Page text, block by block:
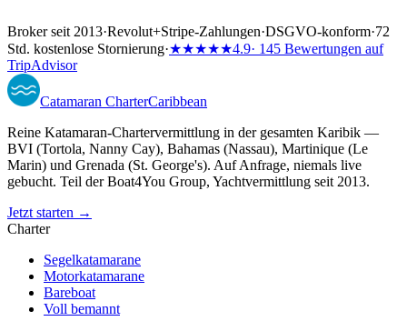
Broker seit 2013·Revolut+Stripe-Zahlungen·DSGVO-konform·72
Std. kostenlose Stornierung·★★★★★4.9· 145 Bewertungen auf
TripAdvisor
Catamaran CharterCaribbean
Reine Katamaran-Chartervermittlung in der gesamten Karibik —
BVI (Tortola, Nanny Cay), Bahamas (Nassau), Martinique (Le
Marin) und Grenada (St. George's). Auf Anfrage, niemals live
gebucht. Teil der Boat4You Group, Yachtvermittlung seit 2013.
Jetzt starten →
Charter
Segelkatamarane
Motorkatamarane
Bareboat
Voll bemannt